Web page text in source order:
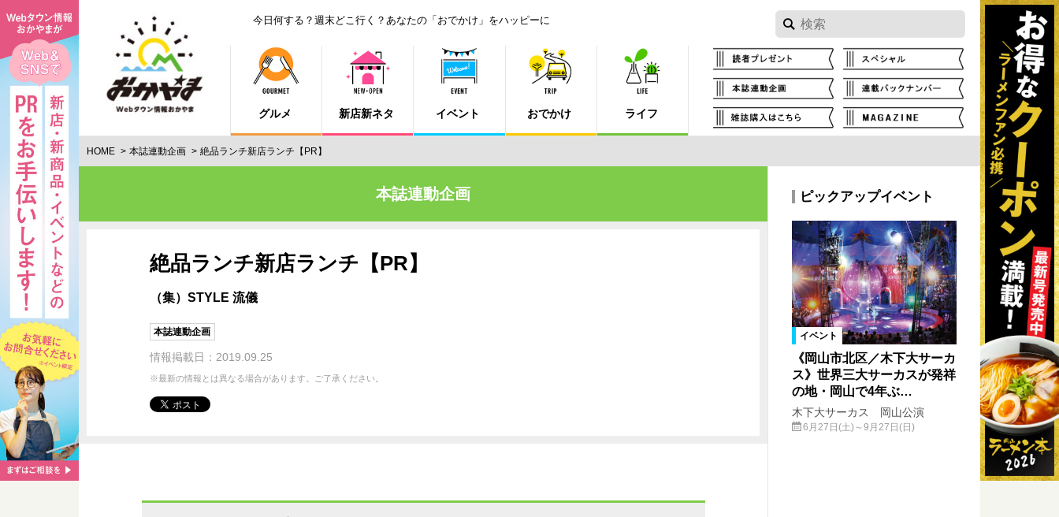
今日何する？週末どこ行く？あなたの「おでかけ」をハッピーに
グルメ 新店新ネタ イベント おでかけ ライフ
HOME 本誌連動企画 絶品ランチ新店ランチ【PR】
本誌連動企画
絶品ランチ新店ランチ【PR】
（集）STYLE 流儀
本誌連動企画
情報掲載日：2019.09.25
※最新の情報とは異なる場合があります。ご了承ください。
ピックアップイベント
イベント
《岡山市北区／木下大サーカ
ス》世界三大サーカスが発祥
の地・岡山で4年ぶ…
木下大サーカス 岡山公演
6月27日(土)～9月27日(日)